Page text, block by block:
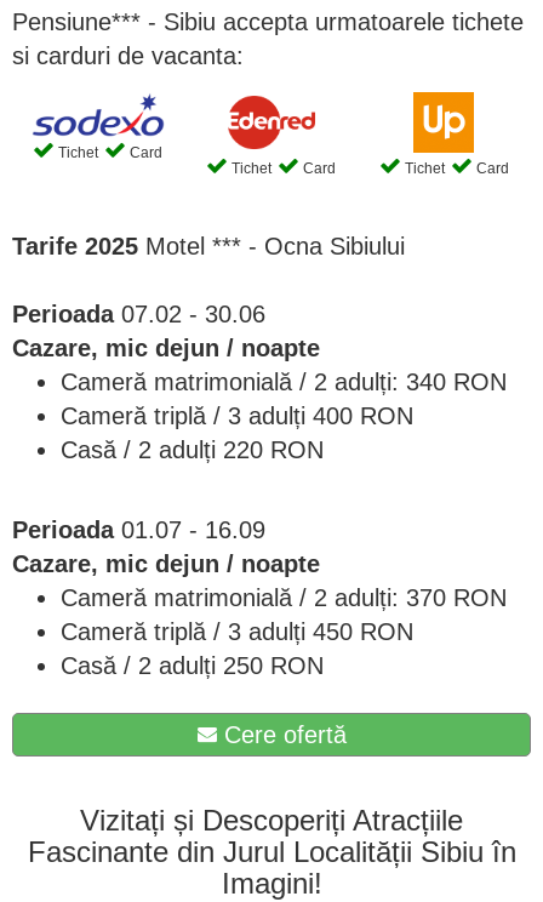
Pensiune*** - Sibiu accepta urmatoarele tichete
si carduri de vacanta:
Tichet
Card
Tichet
Card Tichet Card
Tarife 2025 Motel *** - Ocna Sibiului
Perioada 07.02 - 30.06
Cazare, mic dejun / noapte
Cameră matrimonială / 2 adulți: 340 RON
Cameră triplă / 3 adulți 400 RON
Casă / 2 adulți 220 RON
Perioada01.07 - 16.09
Cazare, mic dejun / noapte
Cameră matrimonială / 2 adulți: 370 RON
Cameră triplă / 3 adulți 450 RON
Casă / 2 adulți 250 RON
Cere ofertă
Vizitați și Descoperiți Atracțiile
Fascinante din Jurul Localității Sibiu în
Imagini!